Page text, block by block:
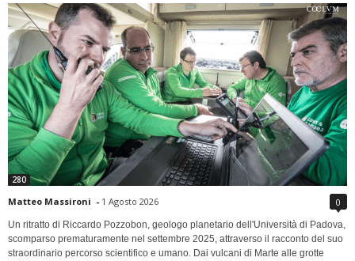
280
Matteo Massironi - 1 Agosto 2026 0
Un ritratto di Riccardo Pozzobon, geologo planetario dell'Università di Padova,
scomparso prematuramente nel settembre 2025, attraverso il racconto del suo
straordinario percorso scientifico e umano. Dai vulcani di Marte alle grotte